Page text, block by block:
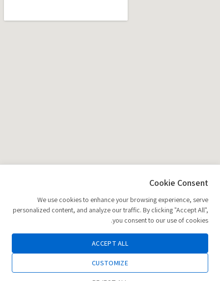
Cookie Consent
We use cookies to enhance your browsing experience, serve
personalized content, and analyze our traffic. By clicking "Accept All",
you consent to our use of cookies.
ACCEPT ALL
CUSTOMIZE